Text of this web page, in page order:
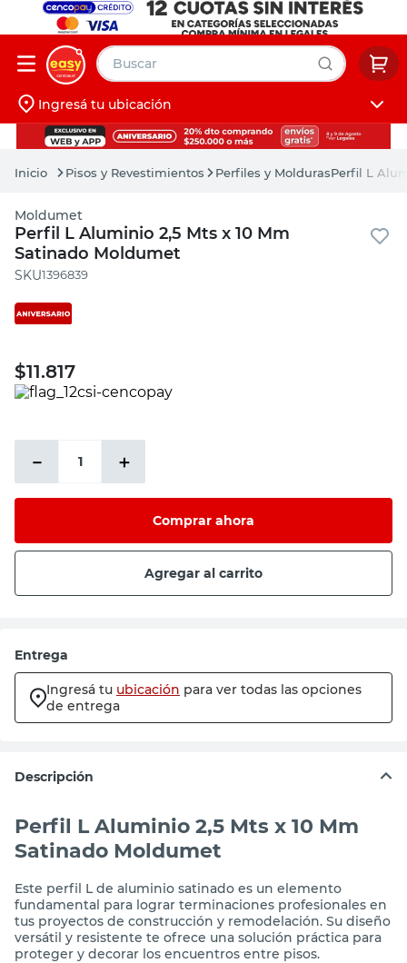
Buscar
Iniciá sesión
Ingresá tu ubicación
Pisos y Revestimientos Perfiles y MoldurasPerfil L
Moldumet
Perfil L Aluminio 2,5 Mts x 10 Mm
Satinado Moldumet
:1396839
$11.817
＋
－
Comprar ahora
Agregar al carrito
Entrega
Ingresá tu ubicación para ver todas las opciones
de entrega
Descripción
Perfil L Aluminio 2,5 Mts x 10 Mm
Satinado Moldumet
Este perfil L de aluminio satinado es un elemento
fundamental para lograr terminaciones profesionales en
tus proyectos de construcción y remodelación. Su diseño
versátil y resistente te ofrece una solución práctica para
proteger y decorar los encuentros entre pisos.
muebles
pintura
escritorio
puertas
placard